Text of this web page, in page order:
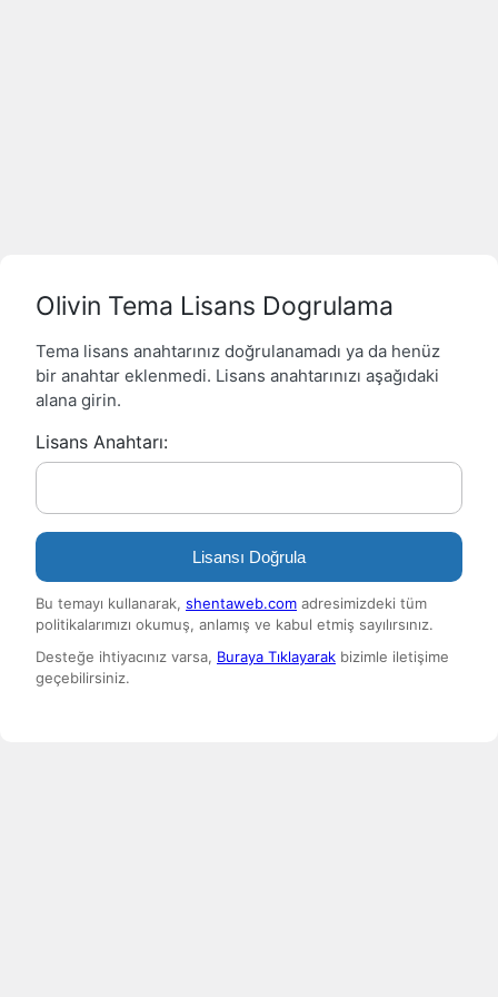
Olivin Tema Lisans Dogrulama
Tema lisans anahtarınız doğrulanamadı ya da henüz
bir anahtar eklenmedi. Lisans anahtarınızı aşağıdaki
alana girin.
Lisans Anahtarı:
Lisansı Doğrula
Bu temayı kullanarak, shentaweb.com adresimizdeki tüm
politikalarımızı okumuş, anlamış ve kabul etmiş sayılırsınız.
Desteğe ihtiyacınız varsa, Buraya Tıklayarak bizimle iletişime
geçebilirsiniz.